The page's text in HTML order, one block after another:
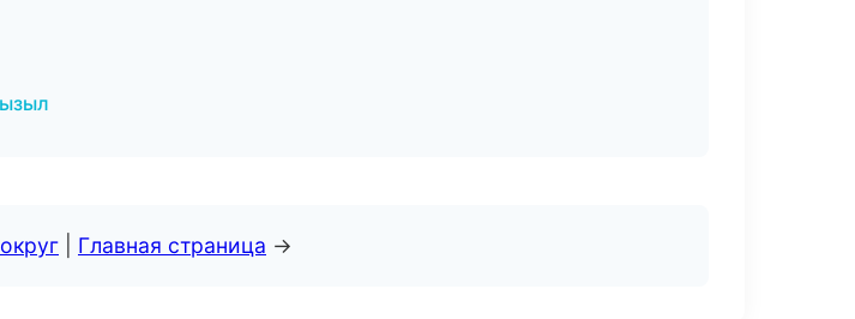
Главная страница →